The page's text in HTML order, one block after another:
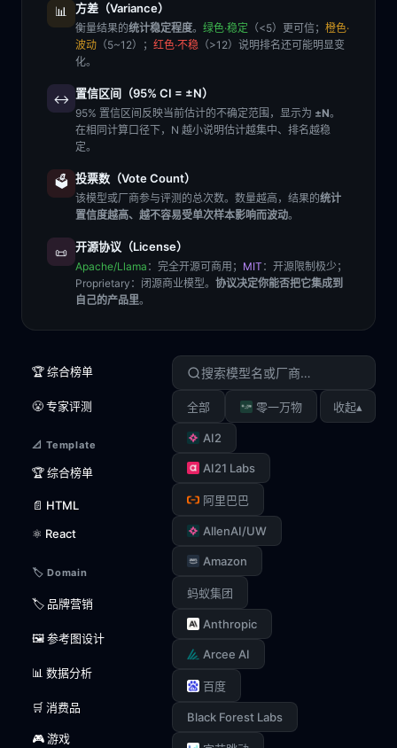
📊 方差（Variance）
衡量结果的统计稳定程度。 绿色·稳定 （<5）更可信； 橙色·
波动 （5~12）； 红色·不稳 （>12）说明排名还可能明显变
化。
↔️ 置信区间（95% CI = ±N）
95% 置信区间反映当前估计的不确定范围，显示为 ±N。
在相同计算口径下，N 越小说明估计越集中、排名越稳
定。
🗳️ 投票数（Vote Count）
该模型或厂商参与评测的总次数。数量越高，结果的统计
置信度越高、越不容易受单次样本影响而波动。
📜 开源协议（License）
Apache/Llama ：完全开源可商用； MIT ：开源限制极少；
Proprietary ：闭源商业模型。 协议决定你能否把它集成到
自己的产品里。
🏆 综合榜单
😤 专家评测
📐 Template
🏆 综合榜单
📄 HTML
⚛️ React
🏷️ Domain
🏷️ 品牌营销
🖼️ 参考图设计
📊 数据分析
🛒 消费品
🎮 游戏
全部 零一万物
AI2
AI21 Labs
阿里巴巴
AllenAI/UW
Amazon
蚂蚁集团
Anthropic
Arcee AI
百度
Black Forest Labs
收起▴